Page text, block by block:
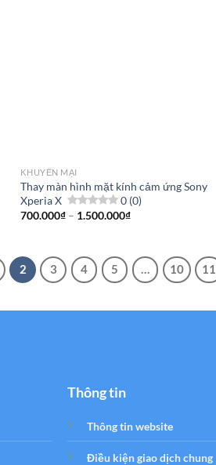
KHUYẾN MẠI
Thay màn hình mặt kính cảm ứng Sony
Xperia X
0 (0)
700.000₫ – 1.500.000₫Khoảng
đến
1.500.000₫
2 3 4 5 … 10 11
Thông tin
Thông tin website
Điều kiện giao dịch chung